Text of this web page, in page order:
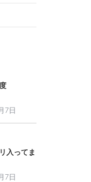
7日
入ってま
7日